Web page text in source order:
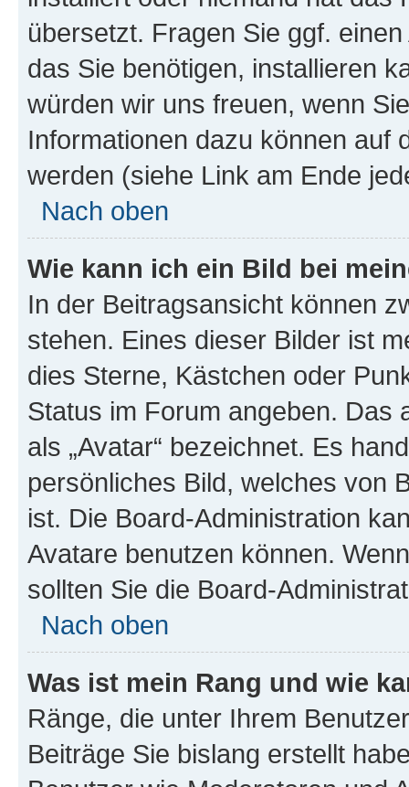
übersetzt. Fragen Sie ggf.
das Sie benötigen, installieren
würden wir uns freuen, wenn
Informationen dazu können auf
werden (siehe Link am Ende
Nach oben
Wie kann ich ein Bild bei
In der Beitragsansicht können
stehen. Eines dieser Bilder ist
dies Sterne, Kästchen oder
Status im Forum angeben. Das
als „Avatar“ bezeichnet. Es
persönliches Bild, welches von
ist. Die Board-Administration
Avatare benutzen können.
sollten Sie die Board-
Nach oben
Was ist mein Rang und wie
Ränge, die unter Ihrem
Beiträge Sie bislang erstellt